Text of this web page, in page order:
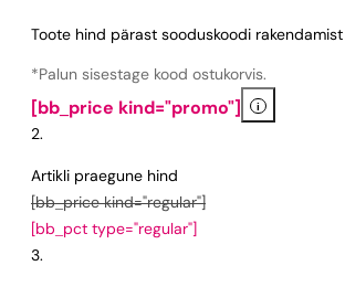
Toote hind pärast sooduskoodi rakendamist
*Palun sisestage kood ostukorvis.
[bb_price kind="promo"] i
Artikli praegune hind
[bb_price kind="regular"]
[bb_pct type="regular"]